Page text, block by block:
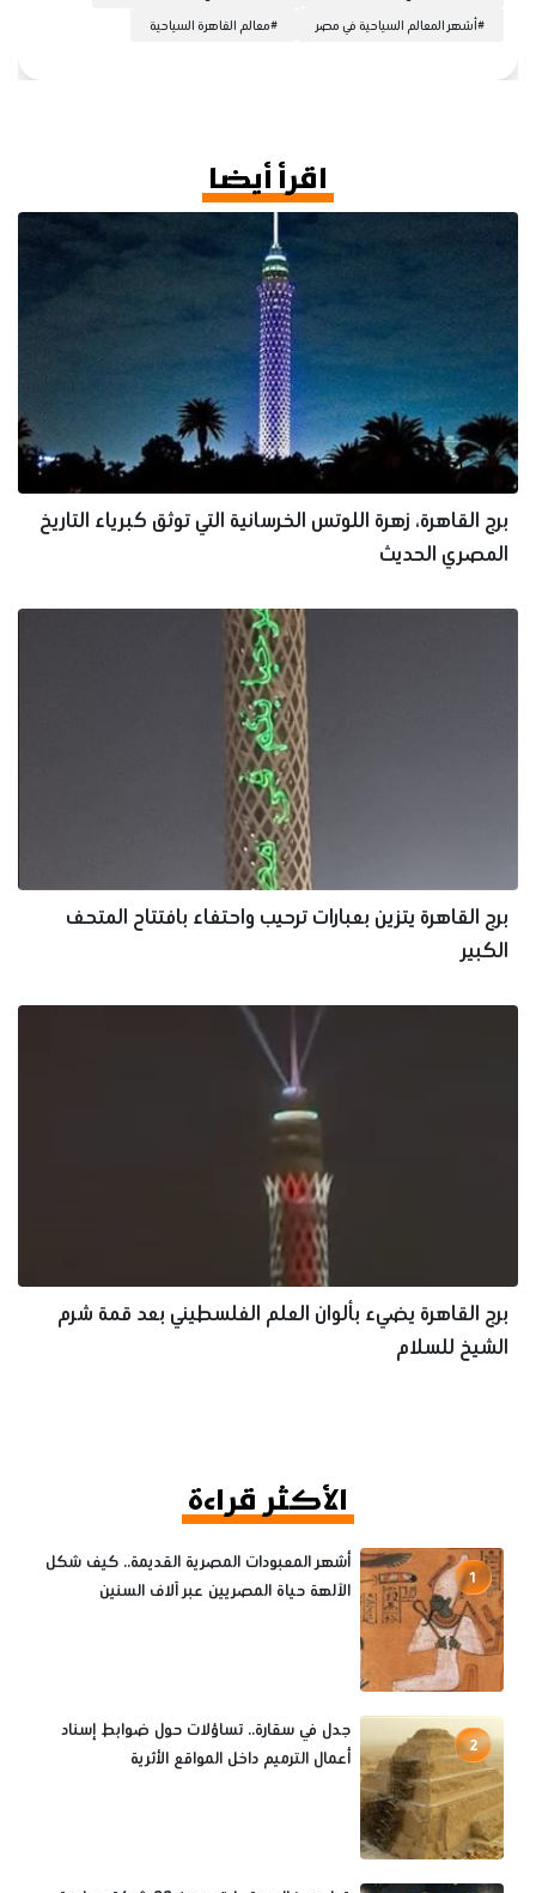
#أشهر المعالم السياحية في مصر #معالم القاهرة السياحية
اقرأ أيضا
برج القاهرة، زهرة اللوتس الخرسانية التي توثق كبرياء التاريخ
المصري الحديث
برج القاهرة يتزين بعبارات ترحيب واحتفاء بافتتاح المتحف
الكبير
برج القاهرة يضيء بألوان العلم الفلسطيني بعد قمة شرم
الشيخ للسلام
الأكثر قراءة
1
أشهر المعبودات المصرية القديمة.. كيف شكل
الآلهة حياة المصريين عبر آلاف السنين
2
جدل في سقارة.. تساؤلات حول ضوابط إسناد
أعمال الترميم داخل المواقع الأثرية